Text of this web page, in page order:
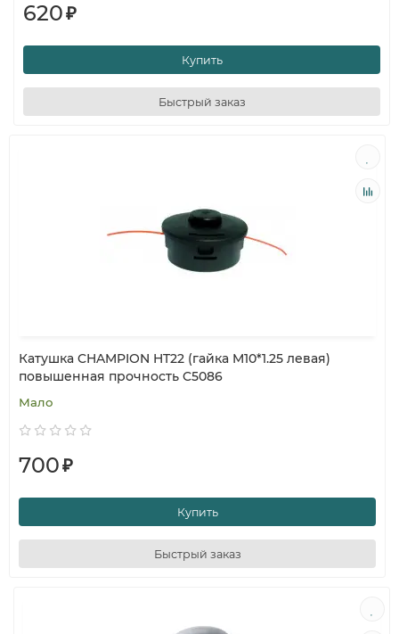
620₽
Купить
Быстрый заказ
Катушка CHAMPION HT22 (гайка M10*1.25 левая)
повышенная прочность C5086
Мало
700₽
Купить
Быстрый заказ